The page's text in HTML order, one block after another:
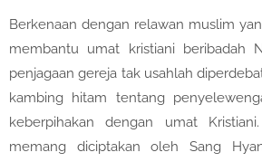
Berkenaan dengan relawan muslim
membantu umat kristiani beribadah
penjagaan gereja tak usahlah
kambing hitam tentang
keberpihakan dengan umat
memang diciptakan oleh Sang